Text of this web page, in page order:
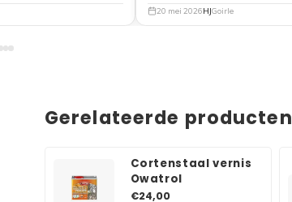
20 mei 2026HJGoirle
Gerelateerde producten
Cortenstaal vernis
Owatrol
€24,00